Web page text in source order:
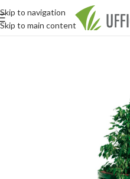
Skip to navigation
Skip to main content